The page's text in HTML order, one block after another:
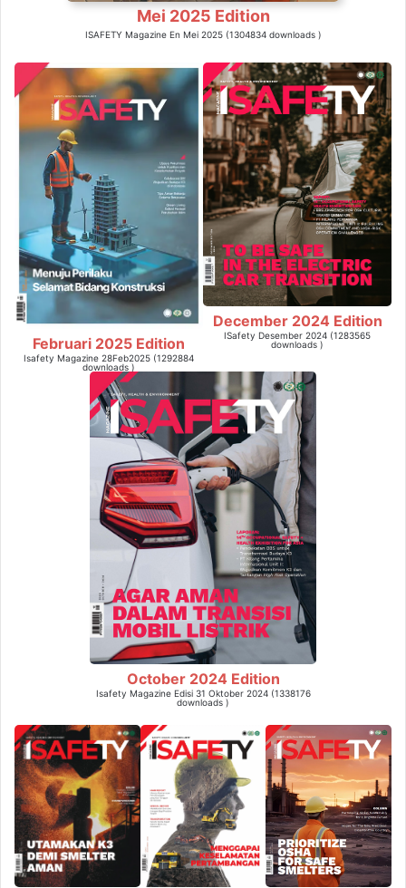
Mei 2025 Edition
ISAFETY Magazine En Mei 2025 (1304834 downloads )
Februari 2025 Edition
Isafety Magazine 28Feb2025 (1292884
downloads )
December 2024 Edition
ISafety Desember 2024 (1283565
downloads )
October 2024 Edition
Isafety Magazine Edisi 31 Oktober 2024 (1338176
downloads )